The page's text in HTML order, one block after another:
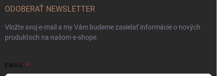
ODOBERAŤ NEWSLETTER
Vložte svoj e-mail a my Vám budeme zasielať informácie o nových
produktoch na našom e-shope.
EMAIL